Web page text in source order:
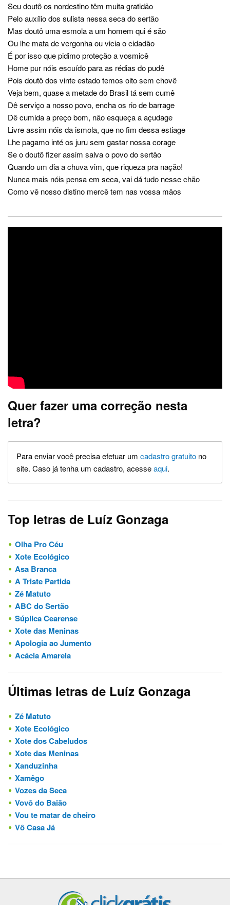
Seu doutô os nordestino têm muita gratidão
Pelo auxílio dos sulista nessa seca do sertão
Mas doutô uma esmola a um homem qui é são
Ou lhe mata de vergonha ou vicia o cidadão
É por isso que pidimo proteção a vosmicê
Home pur nóis escuído para as rédias do pudê
Pois doutô dos vinte estado temos oito sem chovê
Veja bem, quase a metade do Brasil tá sem cumê
Dê serviço a nosso povo, encha os rio de barrage
Dê cumida a preço bom, não esqueça a açudage
Livre assim nóis da ismola, que no fim dessa estiage
Lhe pagamo inté os juru sem gastar nossa corage
Se o doutô fizer assim salva o povo do sertão
Quando um dia a chuva vim, que riqueza pra nação!
Nunca mais nóis pensa em seca, vai dá tudo nesse chão
Como vê nosso distino mercê tem nas vossa mãos
Quer fazer uma correção nesta
letra?
Para enviar você precisa efetuar um cadastro gratuito no
site. Caso já tenha um cadastro, acesseaqui.
Top letras de Luíz Gonzaga
Olha Pro Céu
Xote Ecológico
Asa Branca
A Triste Partida
Zé Matuto
ABC do Sertão
Súplica Cearense
Xote das Meninas
Apologia ao Jumento
Acácia Amarela
Últimas letras de Luíz Gonzaga
Zé Matuto
Xote Ecológico
Xote dos Cabeludos
Xote das Meninas
Xanduzinha
Xamêgo
Vozes da Seca
Vovô do Baião
Vou te matar de cheiro
Vô Casa Já